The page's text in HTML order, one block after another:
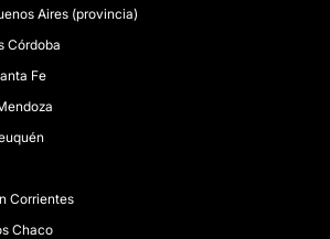
Aires (provincia)
Córdoba
Fe
Corrientes
Chaco